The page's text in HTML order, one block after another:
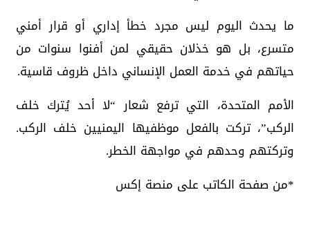
ما يحدث اليوم ليس مجرد خطأ إداري أو قرار أمني
متسرع، بل هو خذلان حقيقي لمن أفنوا سنوات من
حياتهم في خدمة العمل الإنساني داخل ظروف قاسية.
الأمم المتحدة، التي ترفع شعار “لا أحد يُترك خلف
الركب”، تركت بالفعل موظفيها اليمنيين خلف الركب.
وتركتهم وحدهم في مواجهة الخطر.
*من صفحة الكاتب على منصة إكس